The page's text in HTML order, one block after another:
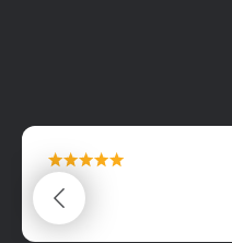
maximální spokojenost
22.06.2025